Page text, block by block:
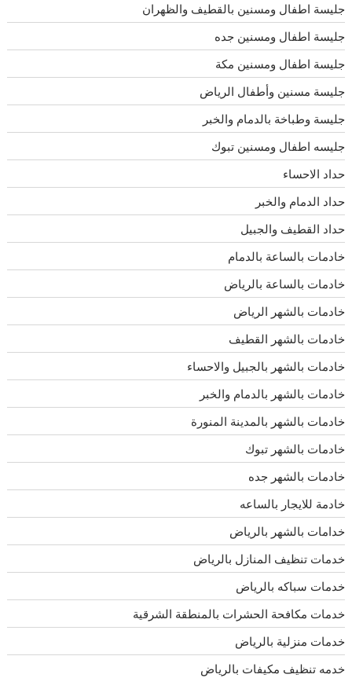
جليسة اطفال ومسنين بالقطيف والظهران
جليسة اطفال ومسنين جده
جليسة اطفال ومسنين مكة
جليسة مسنين وأطفال الرياض
جليسة وطباخة بالدمام والخبر
جليسه اطفال ومسنين تبوك
حداد الاحساء
حداد الدمام والخبر
حداد القطيف والجبيل
خادمات بالساعة بالدمام
خادمات بالساعة بالرياض
خادمات بالشهر الرياض
خادمات بالشهر القطيف
خادمات بالشهر بالجبيل والاحساء
خادمات بالشهر بالدمام والخبر
خادمات بالشهر بالمدينة المنورة
خادمات بالشهر تبوك
خادمات بالشهر جده
خادمة للايجار بالساعه
خدامات بالشهر بالرياض
خدمات تنظيف المنازل بالرياض
خدمات سباكه بالرياض
خدمات مكافحة الحشرات بالمنطقة الشرقية
خدمات منزلية بالرياض
خدمه تنظيف مكيفات بالرياض